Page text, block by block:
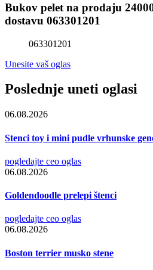
Bukov pelet na prodaju
dostavu 063301201
063301201
Unesite vaš oglas
Poslednje uneti oglasi
06.08.2026
Stenci toy i mini pudle vrhunske
pogledajte ceo oglas
06.08.2026
Goldendoodle prelepi štenci
pogledajte ceo oglas
06.08.2026
Boston terrier musko stene